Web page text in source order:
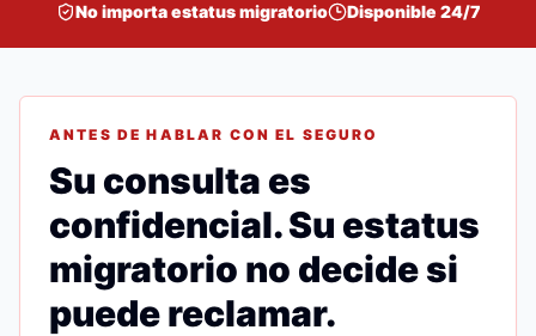
No importa estatus migratorio
Disponible 24/7
ANTES DE HABLAR CON EL SEGURO
Su consulta es
confidencial. Su estatus
migratorio no decide si
puede reclamar.